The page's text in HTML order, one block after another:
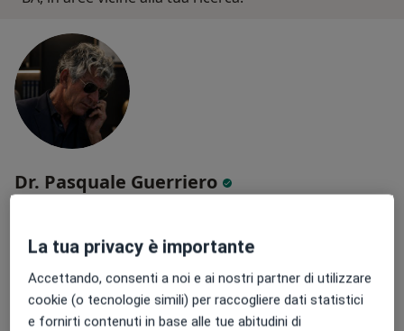
Dr. Pasquale Guerriero
83 recensioni
Indirizzo 1 Indirizzo 2
La tua privacy è importante
Accettando, consenti a noi e ai nostri partner di utilizzare
cookie (o tecnologie simili) per raccogliere dati statistici
e fornirti contenuti in base alle tue abitudini di